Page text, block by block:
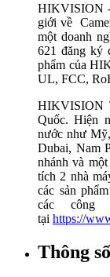
HIKVISION -
giới về
một doanh
621 đăng ký
phẩm của
UL, FCC,
HIKVISION
Quốc. Hiện
nước như
Dubai, Nam
nhánh và
tích 2 nhà
các sản
các công
tại https://
Thông